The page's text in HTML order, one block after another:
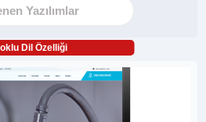
Dil Özelliği